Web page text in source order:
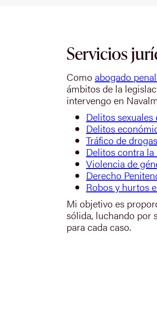
Servicios
Como abogado
ámbitos de la
intervengo en
Delitos
Delitos
Tráfico de
Delitos contra
Violencia de
Derecho
Robos y hurtos
Mi objetivo es
sólida, luchando por
para cada caso.